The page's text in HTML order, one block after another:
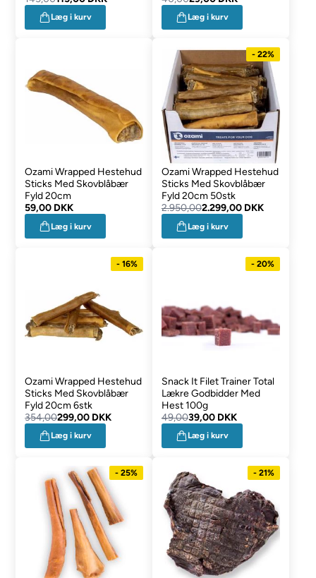
Læg i kurv Læg i kurv
Ozami Wrapped Hestehud
Sticks Med Skovblåbær
Fyld 20cm
59,00 DKK
Læg i kurv
- 22%
Ozami Wrapped Hestehud
Sticks Med Skovblåbær
Fyld 20cm 50stk
2.950,002.299,00 DKK
Læg i kurv
- 16%
Ozami Wrapped Hestehud
Sticks Med Skovblåbær
Fyld 20cm 6stk
354,00299,00 DKK
Læg i kurv
- 20%
Snack It Filet Trainer Total
Lækre Godbidder Med
Hest 100g
49,0039,00 DKK
Læg i kurv
- 25% - 21%